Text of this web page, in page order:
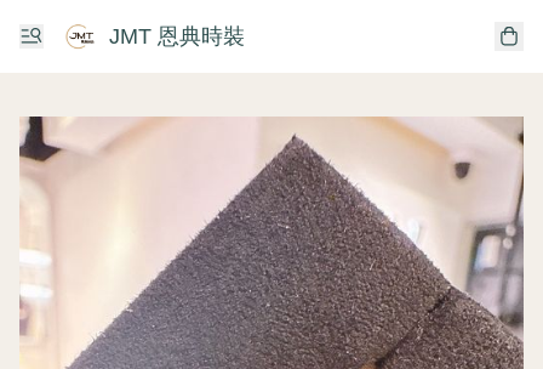
JMT 恩典時裝